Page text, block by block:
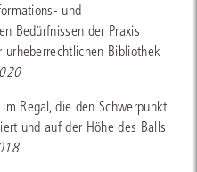
und
Bedürfnissen der Praxis
Bibliothek
Regal, die den Schwerpunkt
und auf der Höhe des Balls